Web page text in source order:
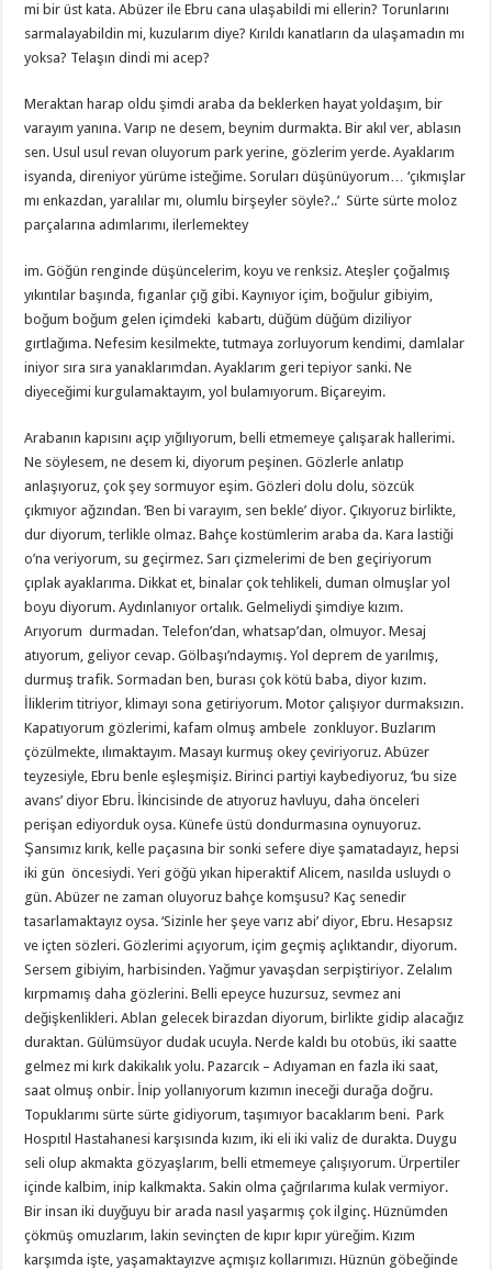
mi bir üst kata. Abüzer ile Ebru cana ulaşabildi mi ellerin? Torunlarını
sarmalayabildin mi, kuzularım diye? Kırıldı kanatların da ulaşamadın mı
yoksa? Telaşın dindi mi acep?
Meraktan harap oldu şimdi araba da beklerken hayat yoldaşım, bir
varayım yanına. Varıp ne desem, beynim durmakta. Bir akıl ver, ablasın
sen. Usul usul revan oluyorum park yerine, gözlerim yerde. Ayaklarım
isyanda, direniyor yürüme isteğime. Soruları düşünüyorum… ‘çıkmışlar
mı enkazdan, yaralılar mı, olumlu birşeyler söyle?..’ Sürte sürte moloz
parçalarına adımlarımı, ilerlemektey
im. Göğün renginde düşüncelerim, koyu ve renksiz. Ateşler çoğalmış
yıkıntılar başında, fıganlar çığ gibi. Kaynıyor içim, boğulur gibiyim,
boğum boğum gelen içimdeki kabartı, düğüm düğüm diziliyor
gırtlağıma. Nefesim kesilmekte, tutmaya zorluyorum kendimi, damlalar
iniyor sıra sıra yanaklarımdan. Ayaklarım geri tepiyor sanki. Ne
diyeceğimi kurgulamaktayım, yol bulamıyorum. Biçareyim.
Arabanın kapısını açıp yığılıyorum, belli etmemeye çalışarak hallerimi.
Ne söylesem, ne desem ki, diyorum peşinen. Gözlerle anlatıp
anlaşıyoruz, çok şey sormuyor eşim. Gözleri dolu dolu, sözcük
çıkmıyor ağzından. ‘Ben bi varayım, sen bekle’ diyor. Çıkıyoruz birlikte,
dur diyorum, terlikle olmaz. Bahçe kostümlerim araba da. Kara lastiği
o’na veriyorum, su geçirmez. Sarı çizmelerimi de ben geçiriyorum
çıplak ayaklarıma. Dikkat et, binalar çok tehlikeli, duman olmuşlar yol
boyu diyorum. Aydınlanıyor ortalık. Gelmeliydi şimdiye kızım.
Arıyorum durmadan. Telefon’dan, whatsap’dan, olmuyor. Mesaj
atıyorum, geliyor cevap. Gölbaşı’ndaymış. Yol deprem de yarılmış,
durmuş trafik. Sormadan ben, burası çok kötü baba, diyor kızım.
İliklerim titriyor, klimayı sona getiriyorum. Motor çalışıyor durmaksızın.
Kapatıyorum gözlerimi, kafam olmuş ambele zonkluyor. Buzlarım
çözülmekte, ılımaktayım. Masayı kurmuş okey çeviriyoruz. Abüzer
teyzesiyle, Ebru benle eşleşmişiz. Birinci partiyi kaybediyoruz, ‘bu size
avans’ diyor Ebru. İkincisinde de atıyoruz havluyu, daha önceleri
perişan ediyorduk oysa. Künefe üstü dondurmasına oynuyoruz.
Şansımız kırık, kelle paçasına bir sonki sefere diye şamatadayız, hepsi
iki gün öncesiydi. Yeri göğü yıkan hiperaktif Alicem, nasılda usluydı o
gün. Abüzer ne zaman oluyoruz bahçe komşusu? Kaç senedir
tasarlamaktayız oysa. ‘Sizinle her şeye varız abi’ diyor, Ebru. Hesapsız
ve içten sözleri. Gözlerimi açıyorum, içim geçmiş açlıktandır, diyorum.
Sersem gibiyim, harbisinden. Yağmur yavaşdan serpiştiriyor. Zelalım
kırpmamış daha gözlerini. Belli epeyce huzursuz, sevmez ani
değişkenlikleri. Ablan gelecek birazdan diyorum, birlikte gidip alacağız
duraktan. Gülümsüyor dudak ucuyla. Nerde kaldı bu otobüs, iki saatte
gelmez mi kırk dakikalık yolu. Pazarcık – Adıyaman en fazla iki saat,
saat olmuş onbir. İnip yollanıyorum kızımın ineceği durağa doğru.
Topuklarımı sürte sürte gidiyorum, taşımıyor bacaklarım beni. Park
Hospıtıl Hastahanesi karşısında kızım, iki eli iki valiz de durakta. Duygu
seli olup akmakta gözyaşlarım, belli etmemeye çalışıyorum. Ürpertiler
içinde kalbim, inip kalkmakta. Sakin olma çağrılarıma kulak vermiyor.
Bir insan iki duyğuyu bir arada nasıl yaşarmış çok ilginç. Hüznümden
çökmüş omuzlarım, lakin sevinçten de kıpır kıpır yüreğim. Kızım
karşımda işte, yaşamaktayızve açmışız kollarımızı. Hüznün göbeğinde